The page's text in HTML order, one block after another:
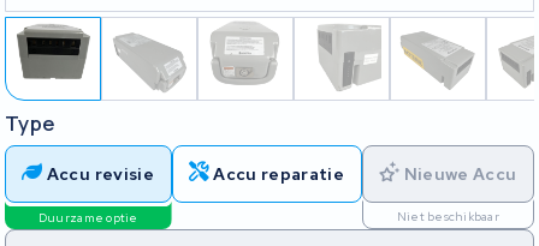
Type
Accu revisie
Duurzame optie
Accu reparatie Nieuwe Accu
Niet beschikbaar